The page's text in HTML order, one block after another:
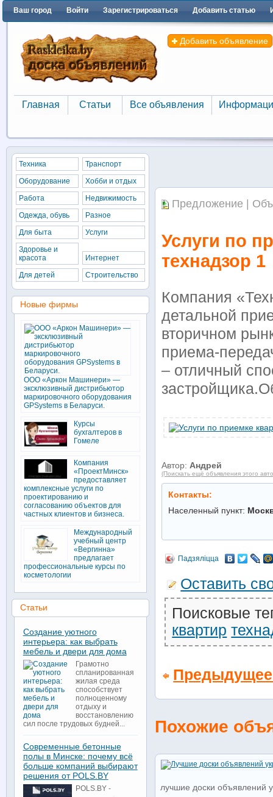
Ваш город Войти Зарегистрироваться Добавить статью
Добавить объявление
Главная
Главная
Статьи
Статьи
Все объявления
Все объявления
Предложение |
Услуги по
технадзор 1
Компания
детальной
вторичном
приема-
– отличный
Автор: Андрей
(Поискать ещё объявления этого
Контакты:
Населенный пункт:
Падзяліцца
Оставить
Поисковые
квартир
Похожие
лучшие доски объявлений
Техника
Транспорт
Оборудование
Хобби и отдых
Работа
Недвижимость
Одежда, обувь
Разное
Для быта
Услуги
Здоровье и
красота
Интернет
Для детей
Строительство
Новые фирмы
ООО «Аркон Машинери» —
эксклюзивный дистрибьютор
маркировочного оборудования
GPSystems в Беларуси.
Курсы
бухгалтеров в
Гомеле
Компания
«ПроектМинск»
предоставляет
комплексные услуги по
проектированию и
согласованию объектов для
частных клиентов и бизнеса.
Международный
учебный центр
«Вергинна»
предлагает
профессиональные курсы по
косметологии
Статьи
Создание уютного
интерьера: как выбрать
мебель и двери для дома
Грамотно
спланированная
жилая среда
способствует
полноценному
отдыху и
восстановлению
сил после трудовых будней...
Современные бетонные
полы в Минске: почему всё
больше компаний выбирают
решения от POLS.BY
POLS.BY -